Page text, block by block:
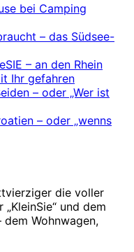
bei Camping
– das Südsee-
– an den Rhein
Ihr gefahren
– oder „Wer ist
– oder „wenns
die voller
und dem
dem Wohnwagen,